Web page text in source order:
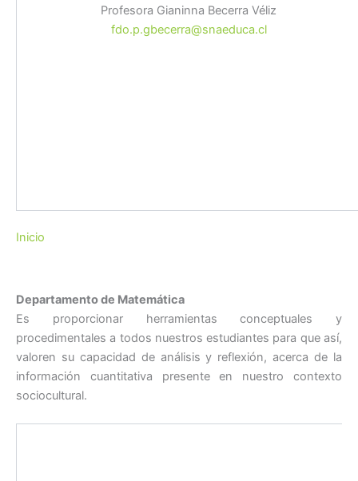
Profesora Gianinna Becerra Véliz
fdo.p.gbecerra@snaeduca.cl
Inicio
Departamento de Matemática
Es proporcionar herramientas conceptuales y
procedimentales a todos nuestros estudiantes para que así,
valoren su capacidad de análisis y reflexión, acerca de la
información cuantitativa presente en nuestro contexto
sociocultural.